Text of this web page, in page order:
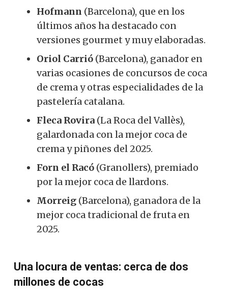
Hofmann (Barcelona), que en los
últimos años ha destacado con
versiones gourmet y muy elaboradas.
Oriol Carrió (Barcelona), ganador en
varias ocasiones de concursos de coca
de crema y otras especialidades de la
pastelería catalana.
Fleca Rovira (La Roca del Vallès),
galardonada con la mejor coca de
crema y piñones del 2025.
Forn el Racó (Granollers), premiado
por la mejor coca de llardons.
Morreig (Barcelona), ganadora de la
mejor coca tradicional de fruta en
2025.
Una locura de ventas: cerca de dos
millones de cocas